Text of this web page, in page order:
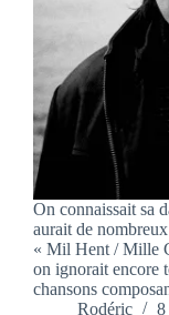
On connaissait sa
aurait de
« Mil Hent / Mille
on ignorait encore
chansons
Rodéric
8